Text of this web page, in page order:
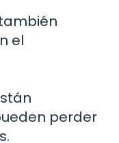
el
perder